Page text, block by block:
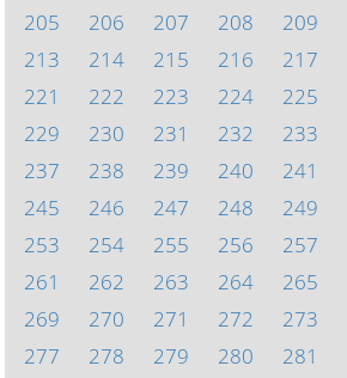
205
206 207 208 209
213
214 215 216 217
221
222 223 224 225
229
230 231 232 233
237
238 239 240 241
245
246 247 248 249
253
254 255 256 257
261
262 263 264 265
269
270 271 272 273
277
278 279 280 281